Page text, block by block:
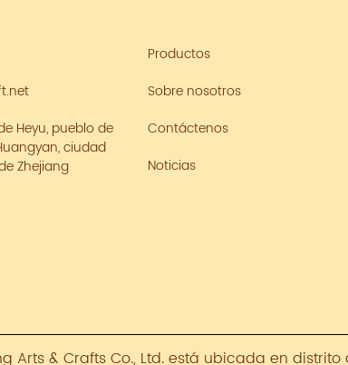
Heyu, pueblo de
ciudad
Zhejiang
Productos
Sobre nosotros
Contáctenos
Noticias
Arts & Crafts Co., Ltd. está ubicada en